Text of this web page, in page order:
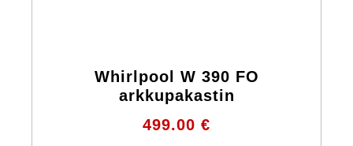
Whirlpool W 390 FO
arkkupakastin
499.00 €